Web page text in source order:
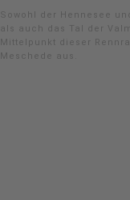
Sowohl der Hennesee
als auch das Tal der
Mittelpunkt dieser
Meschede aus.